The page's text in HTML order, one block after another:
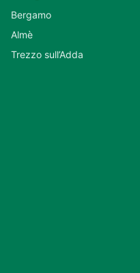
Bergamo
Almè
Trezzo sull’Adda